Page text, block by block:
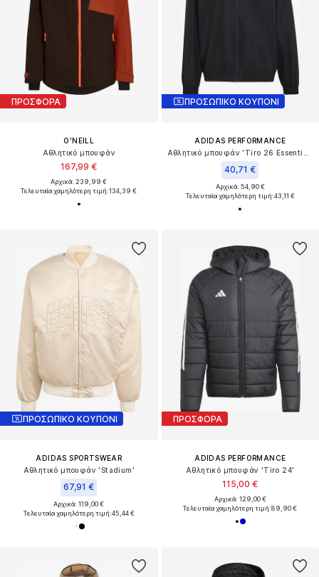
ΠΡΟΣΦΟΡΑ
O'NEILL
Αθλητικό μπουφάν
167,99 €
Αρχικά: 239,99 €
Τελευταία χαμηλότερη τιμή:134,39 €
ΠΡΟΣΩΠΙΚΟ ΚΟΥΠΟΝΙ
ADIDAS PERFORMANCE
40,71 €
Αρχικά: 54,90 €
Τελευταία χαμηλότερη τιμή:43,11 €
ΠΡΟΣΩΠΙΚΟ ΚΟΥΠΟΝΙ
ADIDAS SPORTSWEAR
Αθλητικό μπουφάν 'Stadium'
67,91 €
Αρχικά: 119,00 €
Τελευταία χαμηλότερη τιμή:45,44 €
ΠΡΟΣΦΟΡΑ
ADIDAS PERFORMANCE
Αθλητικό μπουφάν 'Tiro 24'
115,00 €
Αρχικά: 129,00 €
Τελευταία χαμηλότερη τιμή:89,90 €